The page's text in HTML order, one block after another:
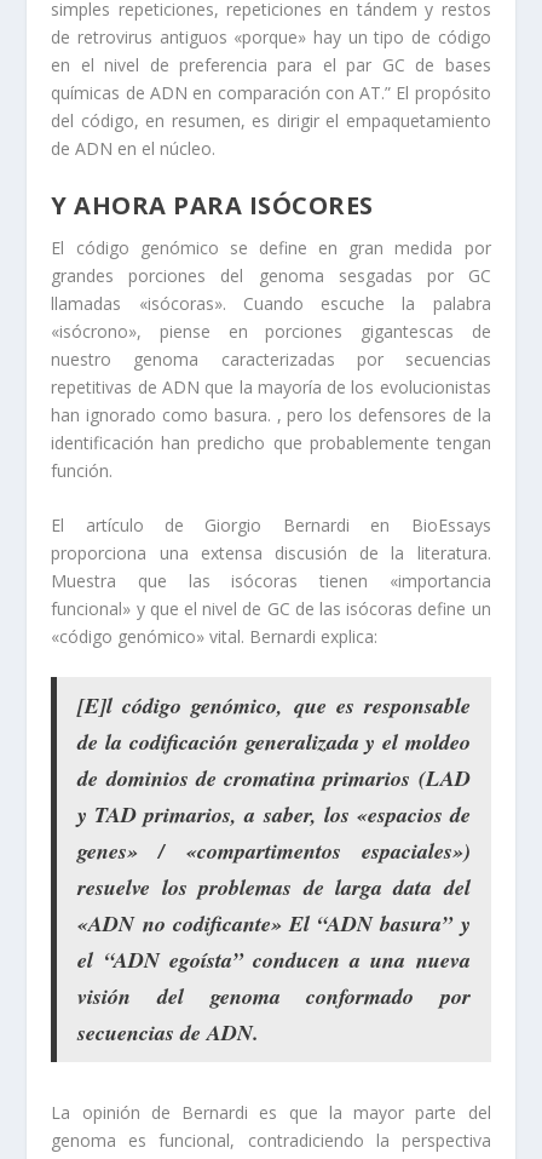
simples repeticiones, repeticiones en tándem y restos
de retrovirus antiguos «porque» hay un tipo de código
en el nivel de preferencia para el par GC de bases
químicas de ADN en comparación con AT.” El propósito
del código, en resumen, es dirigir el empaquetamiento
de ADN en el núcleo.
Y AHORA PARA ISÓCORES
El código genómico se define en gran medida por
grandes porciones del genoma sesgadas por GC
llamadas «isócoras». Cuando escuche la palabra
«isócrono», piense en porciones gigantescas de
nuestro genoma caracterizadas por secuencias
repetitivas de ADN que la mayoría de los evolucionistas
han ignorado como basura. , pero los defensores de la
identificación han predicho que probablemente tengan
función.
El artículo de Giorgio Bernardi en BioEssays
proporciona una extensa discusión de la literatura.
Muestra que las isócoras tienen «importancia
funcional» y que el nivel de GC de las isócoras define un
«código genómico» vital. Bernardi explica:
[E]l código genómico, que es responsable
de la codificación generalizada y el moldeo
de dominios de cromatina primarios (LAD
y TAD primarios, a saber, los «espacios de
genes» / «compartimentos espaciales»)
resuelve los problemas de larga data del
«ADN no codificante» El “ADN basura” y
el “ADN egoísta” conducen a una nueva
visión del genoma conformado por
secuencias de ADN.
La opinión de Bernardi es que la mayor parte del
genoma es funcional, contradiciendo la perspectiva